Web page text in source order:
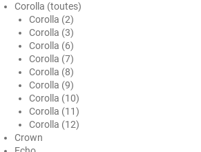
Iveco
Jaecoo
Jaguar
Jeep
Jetour
Kandi
Corolla (toutes)
Corolla (2)
Corolla (3)
Corolla (6)
Corolla (7)
Corolla (8)
Corolla (9)
Corolla (10)
Corolla (11)
Corolla (12)
Crown